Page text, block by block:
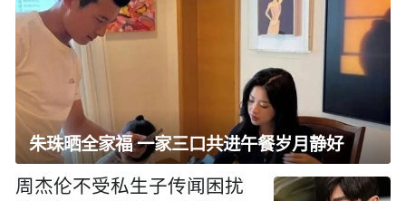
朱珠晒全家福 一家三口共进午餐岁月静好
周杰伦不受私生子传闻困扰